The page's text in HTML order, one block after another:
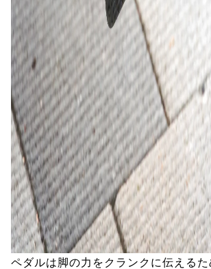
ペダルは脚の力をクランクに伝える